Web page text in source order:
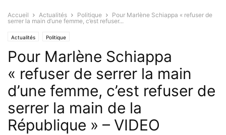
Accueil Actualités Politique
Pour Marlène Schiappa « refuser de
serrer la main d’une femme, c’est refuser...
Actualités Politique
Pour Marlène Schiappa
« refuser de serrer la main
d’une femme, c’est refuser de
serrer la main de la
République » – VIDEO